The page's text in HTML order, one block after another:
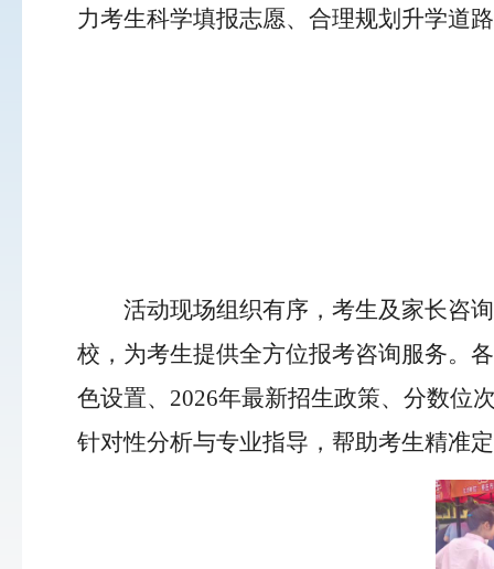
力考生科学填报志愿、合理规划升学道
活动现场组织有序，考生及家长咨
校，为考生提供全方位报考咨询服务。
色设置、2026年最新招生政策、分数位
针对性分析与专业指导，帮助考生精准